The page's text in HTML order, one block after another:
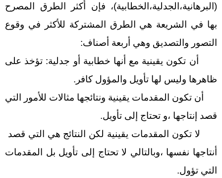
(البرهانية،الجدلية،الخطابية)، فإن أكثر الطرق المصرح
بها في الشريعة هي الطرق المشتركة للأكثر في وقوع
التصور والتصديق وهي أربعة أصناف:
تكون يقينية مع أنها خطابية أو جدلية: تؤخذ على
ظاهرها وليس لها تأويل والمؤول كافر.
تكون المقدمات يقينية ونتائجها مثالات للأمور التي
قصد إنتاجها ،و تحتاج إلى تأويل.
تكون المقدمات يقينية لكن النتائج هي التي قصد
أنتاجها نفسها ،وبالتالي لا تحتاج إلى تأويل بل المقدمات
التي تؤول.